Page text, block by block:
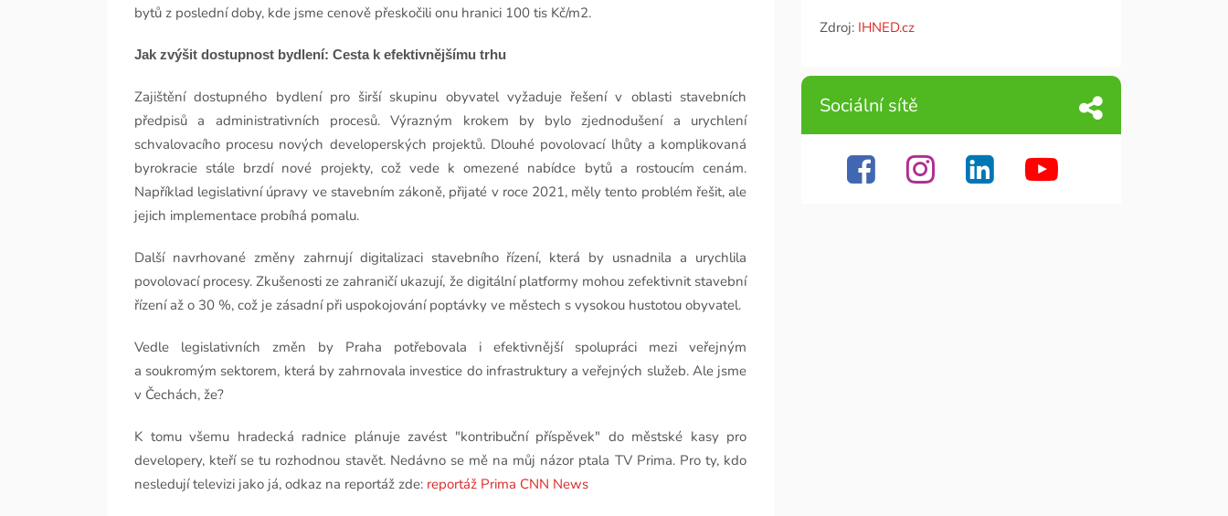
bytů z poslední doby, kde jsme cenově přeskočili onu hranici 100 tis Kč/m2.
Jak zvýšit dostupnost bydlení: Cesta k efektivnějšímu trhu
Zajištění dostupného bydlení pro širší skupinu obyvatel vyžaduje řešení v oblasti stavebních
předpisů a administrativních procesů. Výrazným krokem by bylo zjednodušení a urychlení
schvalovacího procesu nových developerských projektů. Dlouhé povolovací lhůty a komplikovaná
byrokracie stále brzdí nové projekty, což vede k omezené nabídce bytů a rostoucím cenám.
Například legislativní úpravy ve stavebním zákoně, přijaté v roce 2021, měly tento problém řešit, ale
jejich implementace probíhá pomalu​.
Další navrhované změny zahrnují digitalizaci stavebního řízení, která by usnadnila a urychlila
povolovací procesy. Zkušenosti ze zahraničí ukazují, že digitální platformy mohou zefektivnit stavební
řízení až o 30 %, což je zásadní při uspokojování poptávky ve městech s vysokou hustotou obyvatel​.
Vedle legislativních změn by Praha potřebovala i efektivnější spolupráci mezi veřejným
a soukromým sektorem, která by zahrnovala investice do infrastruktury a veřejných služeb. Ale jsme
v Čechách, že?
K tomu všemu hradecká radnice plánuje zavést "kontribuční příspěvek" do městské kasy pro
developery, kteří se tu rozhodnou stavět. Nedávno se mě na můj názor ptala TV Prima. Pro ty, kdo
nesledují televizi jako já, odkaz na reportáž zde: reportáž Prima CNN News
Zdroj: IHNED.cz
Sociální sítě